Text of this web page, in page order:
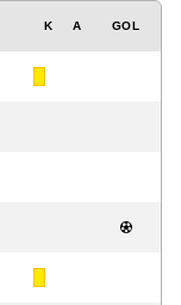
K A GOL